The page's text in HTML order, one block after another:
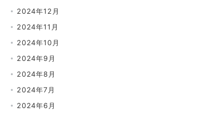
2024年12月
2024年11月
2024年10月
2024年9月
2024年8月
2024年7月
2024年6月